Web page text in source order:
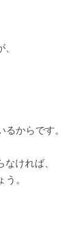
からです。
ければ、
。